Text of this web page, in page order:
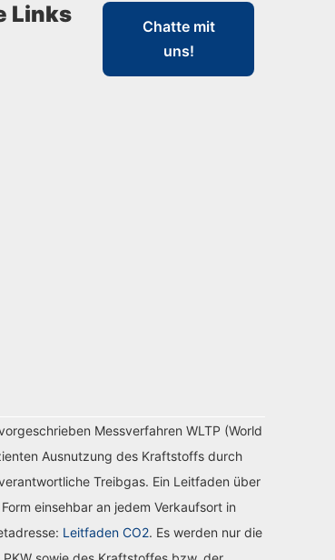
Links
Chatte mit
uns!
Messverfahren WLTP (World
Ausnutzung des Kraftstoffs durch
Treibgas. Ein Leitfaden über
einsehbar an jedem Verkaufsort in
Leitfaden CO2. Es werden nur die